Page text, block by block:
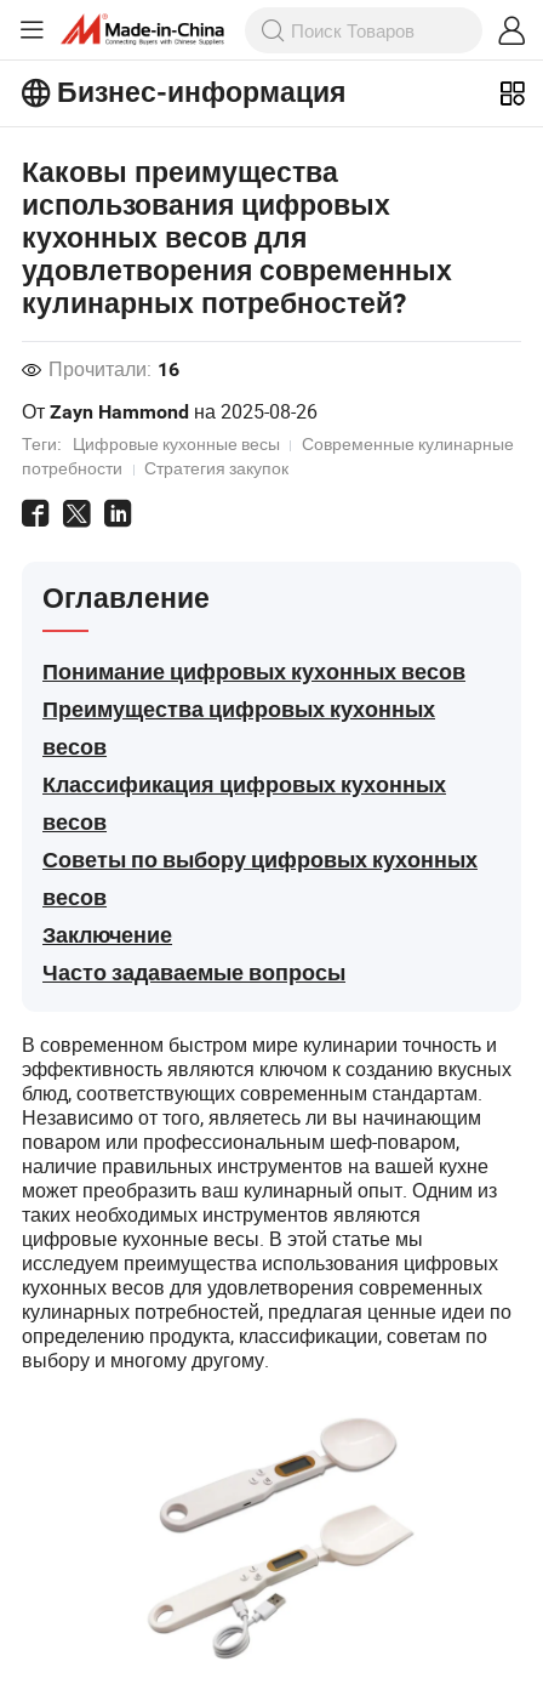
Бизнес-информация
информация!
Просмотреть Больше
Каковы преимущества
использования цифровых
кухонных весов для
удовлетворения современных
кулинарных потребностей?
Прочитали: 16
ОтZayn Hammond на2025-08-26
Теги: Цифровые кухонные весы
Современные кулинарные
потребности
Стратегия закупок
Оглавление
Понимание цифровых кухонных весов
Преимущества цифровых кухонных
весов
Классификация цифровых кухонных
весов
Советы по выбору цифровых кухонных
весов
Заключение
Часто задаваемые вопросы
В современном быстром мире кулинарии точность и
эффективность являются ключом к созданию вкусных
блюд, соответствующих современным стандартам.
Независимо от того, являетесь ли вы начинающим
поваром или профессиональным шеф-поваром,
наличие правильных инструментов на вашей кухне
может преобразить ваш кулинарный опыт. Одним из
таких необходимых инструментов являются
цифровые кухонные весы. В этой статье мы
исследуем преимущества использования цифровых
кухонных весов для удовлетворения современных
кулинарных потребностей, предлагая ценные идеи по
определению продукта, классификации, советам по
выбору и многому другому.